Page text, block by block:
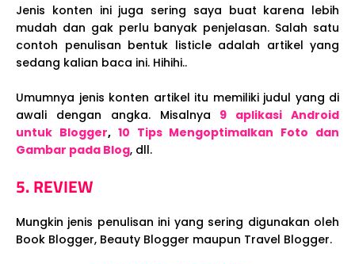
Jenis konten ini juga sering saya buat karena lebih
mudah dan gak perlu banyak penjelasan. Salah satu
contoh penulisan bentuk listicle adalah artikel yang
sedang kalian baca ini. Hihihi..
Umumnya jenis konten artikel itu memiliki judul yang di
awali dengan angka. Misalnya 9 aplikasi Android
untuk Blogger, 10 Tips Mengoptimalkan Foto dan
Gambar pada Blog, dll.
5. REVIEW
Mungkin jenis penulisan ini yang sering digunakan oleh
Book Blogger, Beauty Blogger maupun Travel Blogger.